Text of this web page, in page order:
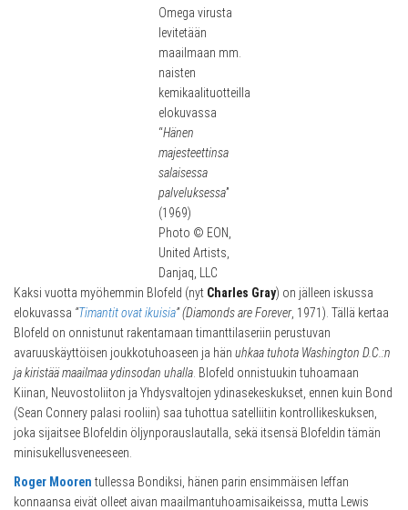
Omega virusta
levitetään
maailmaan mm.
naisten
kemikaalituotteilla
elokuvassa
“Hänen
majesteettinsa
salaisessa
palveluksessa”
(1969)
Photo © EON,
United Artists,
Danjaq, LLC
Kaksi vuotta myöhemmin Blofeld (nyt Charles Gray) on jälleen iskussa
elokuvassa “Timantit ovat ikuisia” (Diamonds are Forever, 1971). Tällä kertaa
Blofeld on onnistunut rakentamaan timanttilaseriin perustuvan
avaruuskäyttöisen joukkotuhoaseen ja hän uhkaa tuhota Washington D.C.:n
ja kiristää maailmaa ydinsodan uhalla . Blofeld onnistuukin tuhoamaan
Kiinan, Neuvostoliiton ja Yhdysvaltojen ydinasekeskukset, ennen kuin Bond
(Sean Connery palasi rooliin) saa tuhottua satelliitin kontrollikeskuksen,
joka sijaitsee Blofeldin öljynporauslautalla, sekä itsensä Blofeldin tämän
minisukellusveneeseen.
Roger Mooren tullessa Bondiksi, hänen parin ensimmäisen leffan
konnaansa eivät olleet aivan maailmantuhoamisaikeissa, mutta Lewis